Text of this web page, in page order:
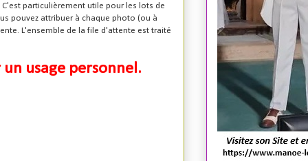
particulièrement utile pour les lots de
pouvez attribuer à chaque photo (ou à
L'ensemble de la file d'attente est traité
usage personnel.